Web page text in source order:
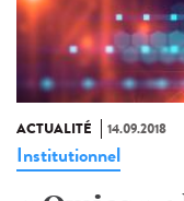
ACTUALITÉ 14.09.2018
Institutionnel